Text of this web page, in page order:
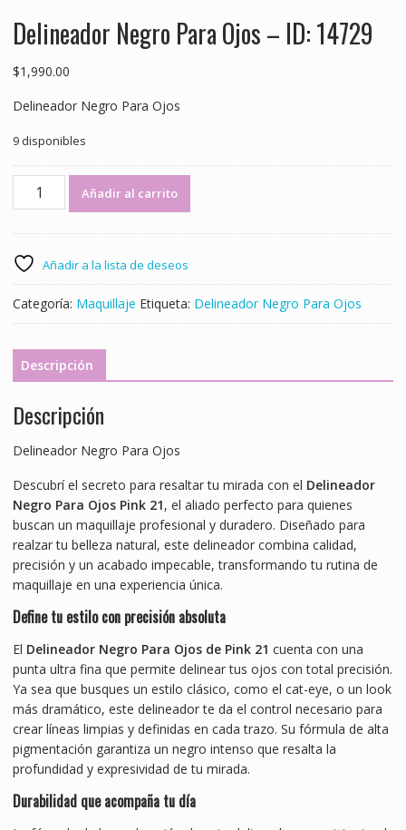
Delineador Negro Para Ojos – ID: 14729
$1,990.00
Delineador Negro Para Ojos
9 disponibles
Delineador
Negro
-
ID:
14729
cantidad
Añadir al carrito
Añadir a la lista de deseos
Categoría: Maquillaje Etiqueta: Delineador Negro Para Ojos
Descripción
Descripción
Delineador Negro Para Ojos
Descubrí el secreto para resaltar tu mirada con el Delineador
Negro Para Ojos Pink 21, el aliado perfecto para quienes
buscan un maquillaje profesional y duradero. Diseñado para
realzar tu belleza natural, este delineador combina calidad,
precisión y un acabado impecable, transformando tu rutina de
maquillaje en una experiencia única.
Define tu estilo con precisión absoluta
El Delineador Negro Para Ojos de Pink 21 cuenta con una
punta ultra fina que permite delinear tus ojos con total precisión.
Ya sea que busques un estilo clásico, como el cat-eye, o un look
más dramático, este delineador te da el control necesario para
crear líneas limpias y definidas en cada trazo. Su fórmula de alta
pigmentación garantiza un negro intenso que resalta la
profundidad y expresividad de tu mirada.
Durabilidad que acompaña tu día